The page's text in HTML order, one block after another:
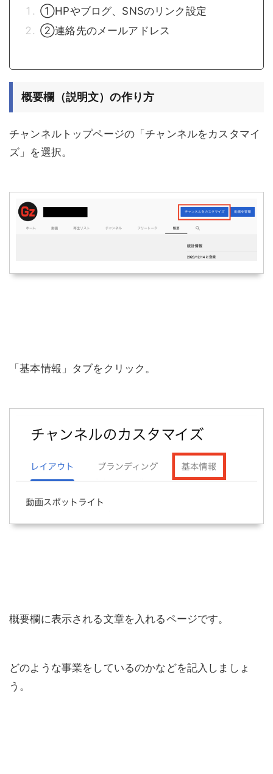
①HPやブログ、SNSのリンク設定
②連絡先のメールアドレス
概要欄（説明文）の作り方
チャンネルトップページの「チャンネルをカスタマイ
ズ」を選択。
「基本情報」タブをクリック。
概要欄に表示される文章を入れるページです。
どのような事業をしているのかなどを記入しましょ
う。